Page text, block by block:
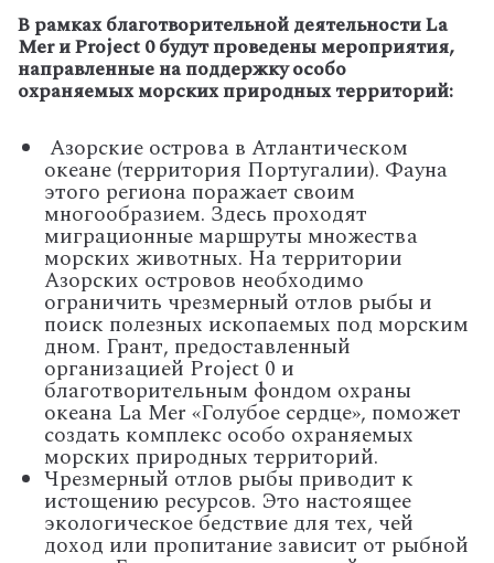
В рамках благотворительной деятельности La
Mer и Project 0 будут проведены мероприятия,
направленные на поддержку особо
охраняемых морских природных территорий:
Азорские острова в Атлантическом
океане (территория Португалии). Фауна
этого региона поражает своим
многообразием. Здесь проходят
миграционные маршруты множества
морских животных. На территории
Азорских островов необходимо
ограничить чрезмерный отлов рыбы и
поиск полезных ископаемых под морским
дном. Грант, предоставленный
организацией Project 0 и
благотворительным фондом охраны
океана La Mer «Голубое сердце», поможет
создать комплекс особо охраняемых
морских природных территорий.
Чрезмерный отлов рыбы приводит к
истощению ресурсов. Это настоящее
экологическое бедствие для тех, чей
доход или пропитание зависит от рыбной